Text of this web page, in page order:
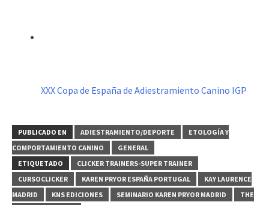
XXX Copa de España de Adiestramiento Canino IGP
PUBLICADO EN ADIESTRAMIENTO/DEPORTE
ETOLOGÍA Y
COMPORTAMIENTO CANINO
GENERAL
ETIQUETADO
CLICKER TRAINERS-SUPER TRAINER
CURSOCLICKER
KAREN PRYOR ESPAÑA PORTUGAL
KAY LAURENCE
MADRID
KNS EDICIONES SEMINARIO KAREN PRYOR MADRID
THE